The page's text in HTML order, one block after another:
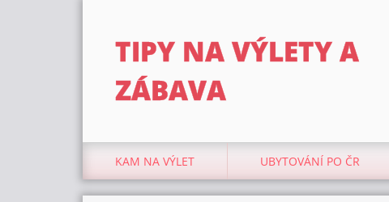
TIPY NA VÝLETY A
ZÁBAVA
KAM NA VÝLET UBYTOVÁNÍ PO ČR